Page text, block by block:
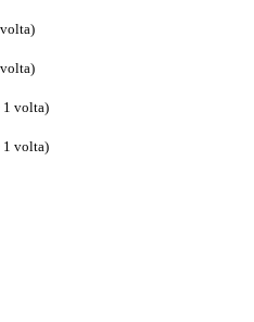
1 volta)
1 volta)